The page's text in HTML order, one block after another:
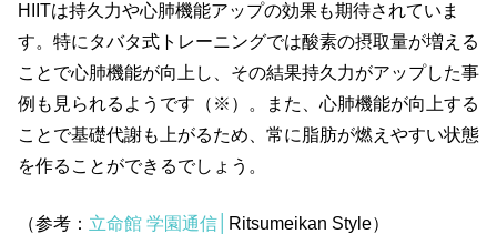
HIITは持久力や心肺機能アップの効果も期待されていま
す。特にタバタ式トレーニングでは酸素の摂取量が増える
ことで心肺機能が向上し、その結果持久力がアップした事
例も見られるようです（※）。また、心肺機能が向上する
ことで基礎代謝も上がるため、常に脂肪が燃えやすい状態
を作ることができるでしょう。
（参考： 立命館 学園通信│ Ritsumeikan Style）